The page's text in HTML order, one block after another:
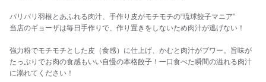
パリパリ羽根とあふれる肉汁、手作り皮がモチモチの“琉球餃子マニア”
当店のギョーザは毎日手作りで、作り置きをしないため肉汁が逃げない！
強力粉でモチモチとした皮（食感）に仕上げ、かむと肉汁がブワー。旨味が
たっぷりでお肉の食感もいい自慢の本格餃子！一口食べた瞬間の溢れる肉汁
に溺れてください！